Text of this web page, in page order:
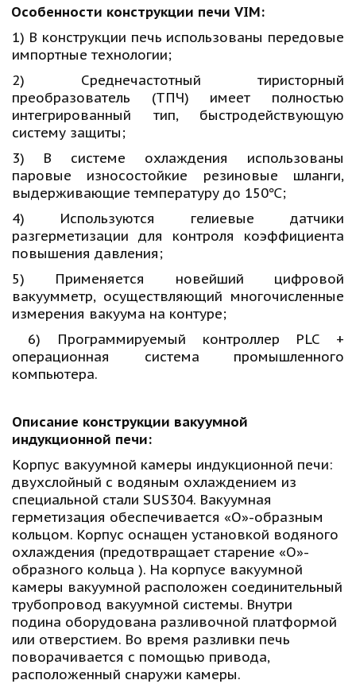
Особенности конструкции печи VIM:
1) В конструкции печь использованы передовые
импортные технологии;
2) Среднечастотный тиристорный
преобразователь (ТПЧ) имеет полностью
интегрированный тип, быстродействующую
систему защиты;
3) В системе охлаждения использованы
паровые износостойкие резиновые шланги,
выдерживающие температуру до 150℃;
4) Используются гелиевые датчики
разгерметизации для контроля коэффициента
повышения давления;
5) Применяется новейший цифровой
вакуумметр, осуществляющий многочисленные
измерения вакуума на контуре;
6) Программируемый контроллер PLC +
операционная система промышленного
компьютера.
Описание конструкции вакуумной
индукционной печи:
Корпус вакуумной камеры индукционной печи:
двухслойный с водяным охлаждением из
специальной стали SUS304. Вакуумная
герметизация обеспечивается «О»-образным
кольцом. Корпус оснащен установкой водяного
охлаждения (предотвращает старение «О»-
образного кольца ). На корпусе вакуумной
камеры вакуумной расположен соединительный
трубопровод вакуумной системы. Внутри
подина оборудована разливочной платформой
или отверстием. Во время разливки печь
поворачивается с помощью привода,
расположенный снаружи камеры.